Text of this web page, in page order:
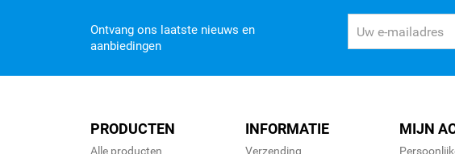
Ontvang ons laatste nieuws en
aanbiedingen
PRODUCTEN
Alle producten
INFORMATIE
Verzending
MIJN